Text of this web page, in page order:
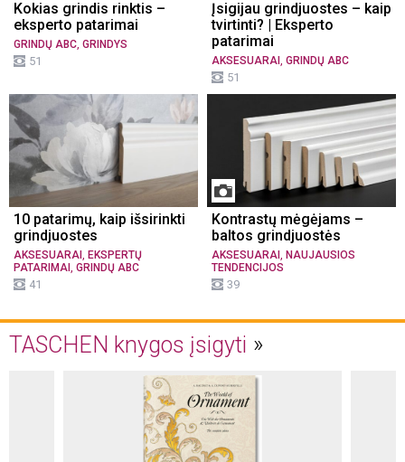
Kokias grindis rinktis –
eksperto patarimai
GRINDŲ ABC GRINDYS
51
Įsigijau grindjuostes – kaip
tvirtinti? | Eksperto
patarimai
AKSESUARAI GRINDŲ ABC
51
10 patarimų, kaip išsirinkti
grindjuostes
AKSESUARAI
EKSPERTŲ
PATARIMAI
GRINDŲ ABC
41
Kontrastų mėgėjams –
baltos grindjuostės
AKSESUARAI
NAUJAUSIOS
TENDENCIJOS
39
TASCHEN knygos įsigyti